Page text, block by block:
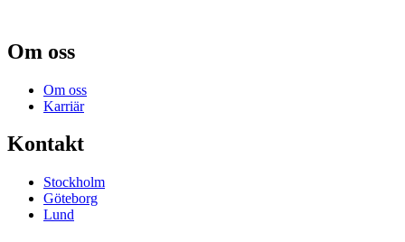
Om oss
Om oss
Karriär
Kontakt
Stockholm
Göteborg
Lund